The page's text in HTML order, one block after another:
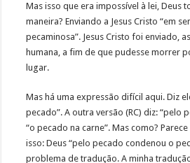
Mas isso que era impossível à lei, Deus
maneira? Enviando a Jesus Cristo “em
pecaminosa”. Jesus Cristo foi enviado,
humana, a fim de que pudesse morrer
lugar.
Mas há uma expressão difícil aqui. Diz
pecado”. A outra versão (RC) diz: “pelo
“o pecado na carne”. Mas como?
isso: Deus “pelo pecado condenou o
problema de tradução. A minha